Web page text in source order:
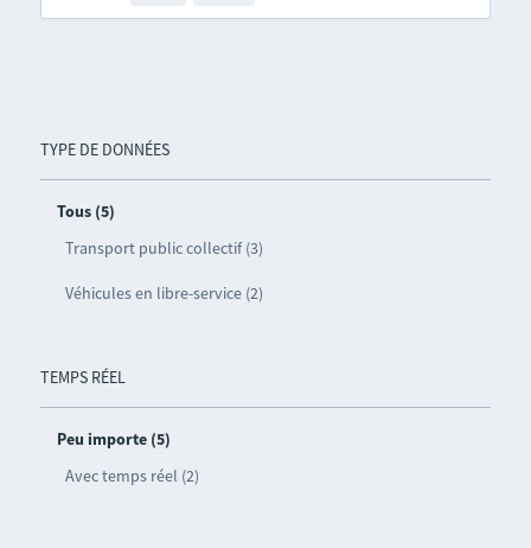
TYPE DE DONNÉES
Tous (5)
Transport public collectif (3)
Véhicules en libre-service (2)
TEMPS RÉEL
Peu importe (5)
Avec temps réel (2)